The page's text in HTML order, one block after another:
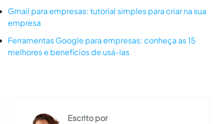
Gmail para empresas: tutorial simples para criar na sua
empresa
Ferramentas Google para empresas: conheça as 15
melhores e benefícios de usá-las
Escrito por